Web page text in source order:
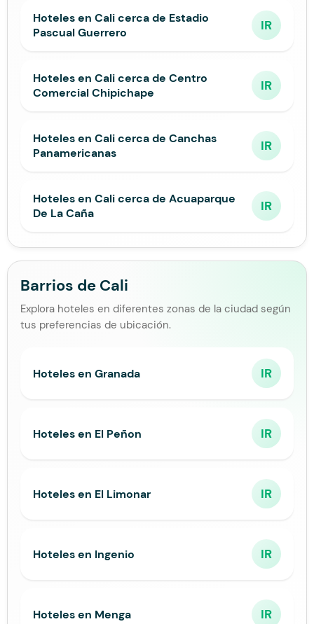
Hoteles en Cali cerca de Estadio
Pascual Guerrero
IR
Hoteles en Cali cerca de Centro
Comercial Chipichape
IR
Hoteles en Cali cerca de Canchas
Panamericanas
IR
Hoteles en Cali cerca de Acuaparque
De La Caña
IR
Barrios de Cali
Explora hoteles en diferentes zonas de la ciudad según
tus preferencias de ubicación.
Hoteles en Granada IR
Hoteles en El Peñon IR
Hoteles en El Limonar IR
Hoteles en Ingenio IR
Hoteles en Menga IR